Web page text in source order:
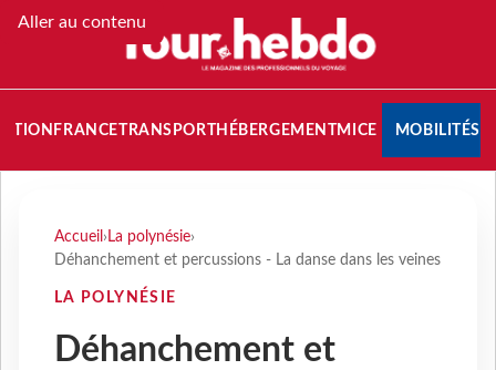
Aller au contenu
FRANCETRANSPORT HÉBERGEMENTMICE MOBILITÉS
Accueil › La polynésie›
Déhanchement et percussions - La danse dans les veines
LA POLYNÉSIE
Déhanchement et